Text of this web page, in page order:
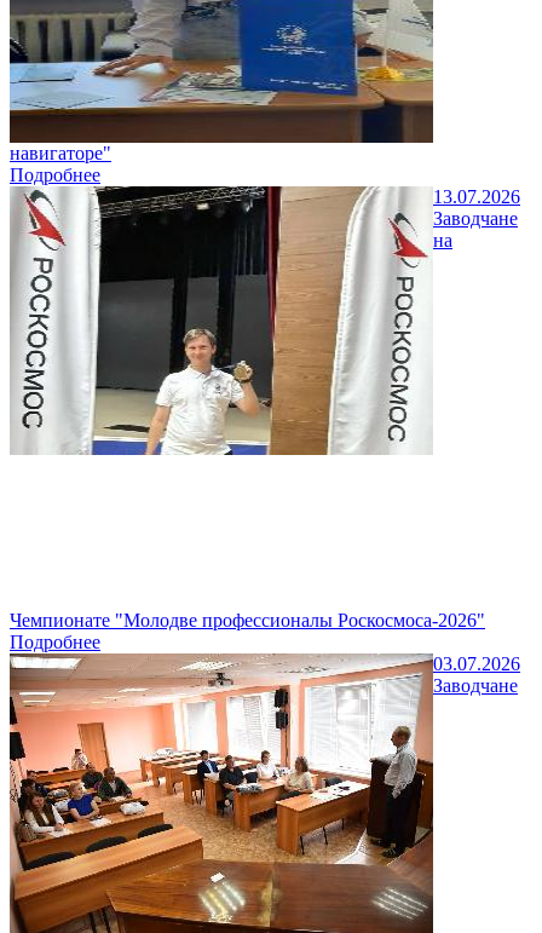
навигаторе"
Подробнее
13.07.2026
Заводчане
на
Чемпионате "Молодве профессионалы Роскосмоса-2026"
Подробнее
03.07.2026
Заводчане